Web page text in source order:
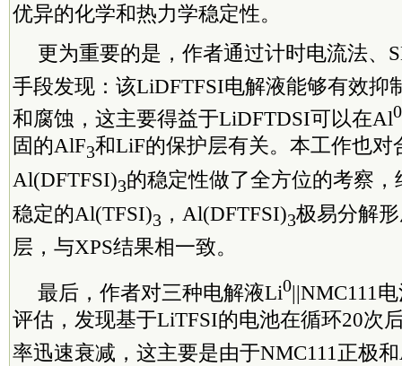
优异的化学和热力学稳定性。
更为重要的是，作者通过计时电流法、
手段发现：该LiDFTFSI电解液能够有效抑
和腐蚀，这主要得益于LiDFTDSI可以在Al0
固的AlF3和LiF的保护层有关。本工作也对
Al(DFTFSI)3的稳定性做了全方位的考察
稳定的Al(TFSI)3 ，Al(DFTFSI)3极易分解
层，与XPS结果相一致。
最后，作者对三种电解液Li0||NMC111
评估，发现基于LiTFSI的电池在循环20次
率迅速衰减，这主要是由于NMC111正极